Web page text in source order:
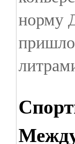
норму